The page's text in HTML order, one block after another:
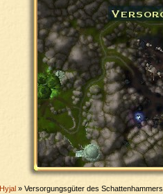
Hyjal » Versorgungsgüter des Schattenhammers